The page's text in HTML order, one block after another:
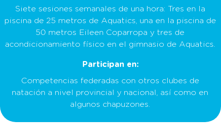
Siete sesiones semanales de una hora: Tres en la
piscina de 25 metros de Aquatics, una en la piscina de
50 metros Eileen Coparropa y tres de
acondicionamiento físico en el gimnasio de Aquatics.
Participan en:
Competencias federadas con otros clubes de
natación a nivel provincial y nacional, así como en
algunos chapuzones.